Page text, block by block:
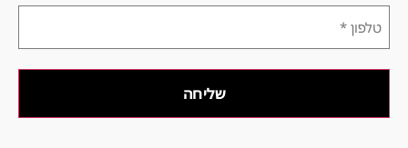
טלפון
*